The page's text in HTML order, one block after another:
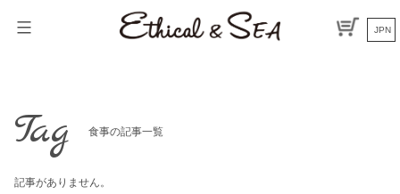
JPN
Tag 食事の記事一覧
記事がありません。